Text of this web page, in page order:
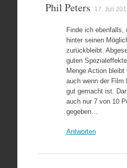
Phil Peters 17. Juli
Finde ich ebenfalls,
hinter seinen
zurückbleibt.
guten
Menge Action bleibt
auch wenn der Film
gut gemacht ist.
auch nur 7 von 10
gegeben…
Antworten